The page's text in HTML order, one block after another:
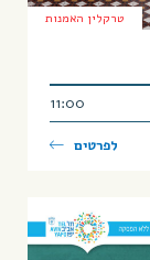
טרקלין האמנות
11:00
לפרטים